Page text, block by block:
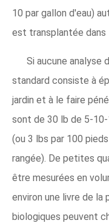
10 par gallon d'eau)
est transplantée dans
Si aucune analyse
standard consiste à
jardin et à le faire
sont de 30 lb de 5-10-
(ou 3 lbs par 100
rangée). De petites
être mesurées en
environ une livre de la
biologiques peuvent